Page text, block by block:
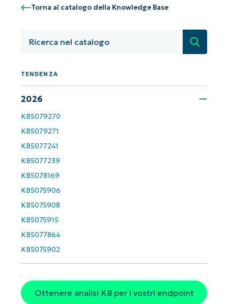
Torna al catalogo della Knowledge Base
Ricerca
TENDENZA
2026
KB5079270
KB5079271
KB5077241
KB5077239
KB5078169
KB5075906
KB5075908
KB5075915
KB5077864
KB5075902
Ottenere analisi KB per i vostri endpoint
Iniziate con le analisi KB guidate
Non è richiesta alcuna carta di credito e si ha
accesso completo a tutte le funzionalità.
last
Business
email*
Phone
number*
name*